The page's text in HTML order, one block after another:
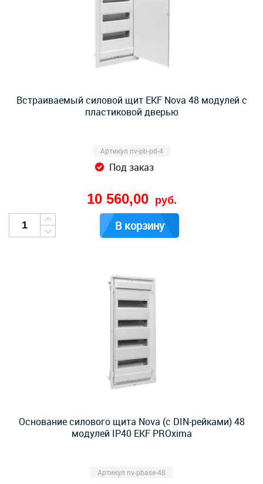
Встраиваемый силовой щит EKF Nova 48 модулей с
пластиковой дверью
Артикул nv-pb-pd-4
Под заказ
10 560,00 руб.
В корзину
Основание силового щита Nova (с DIN-рейками) 48
модулей IP40 EKF PROxima
Артикул nv-pbase-48